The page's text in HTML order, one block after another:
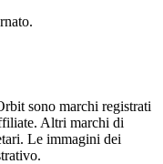
sono marchi registrati
Altri marchi di
Le immagini dei